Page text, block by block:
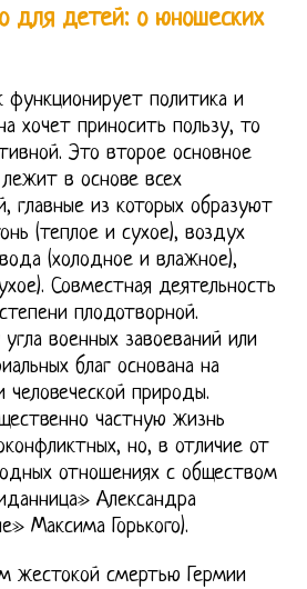
для детей: о юношеских
функционирует политика и
хочет приносить пользу, то
Это второе основное
в основе всех
главные из которых образуют
(теплое и сухое), воздух
(холодное и влажное),
Совместная деятельность
плодотворной.
военных завоеваний или
благ основана на
природы.
частную жизнь
но, в отличие от
отношениях с обществом
Александра
Максима Горького).
жестокой смертью Гермии